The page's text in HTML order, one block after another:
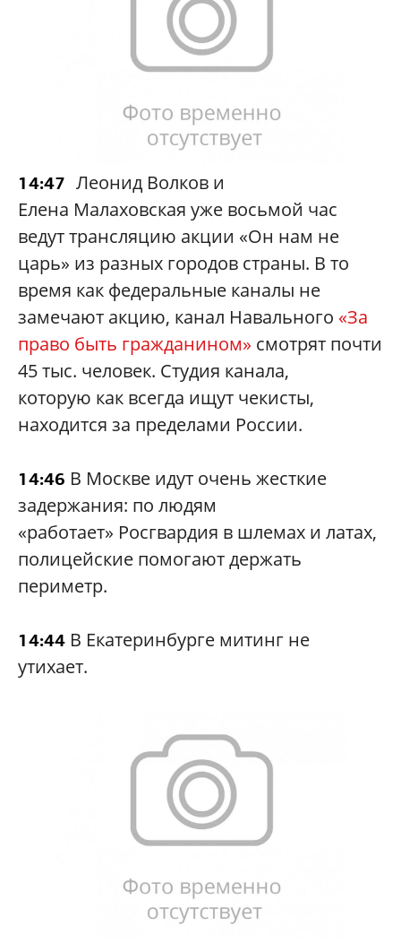
14:47 Леонид Волков и
Елена Малаховская уже восьмой час
ведут трансляцию акции «Он нам не
царь» из разных городов страны. В то
время как федеральные каналы не
замечают акцию, канал Навального «За
право быть гражданином» смотрят почти
45 тыс. человек. Студия канала,
которую как всегда ищут чекисты,
находится за пределами России.
14:46 В Москве идут очень жесткие
задержания: по людям
«работает» Росгвардия в шлемах и латах,
полицейские помогают держать
периметр.
14:44 В Екатеринбурге митинг не
утихает.